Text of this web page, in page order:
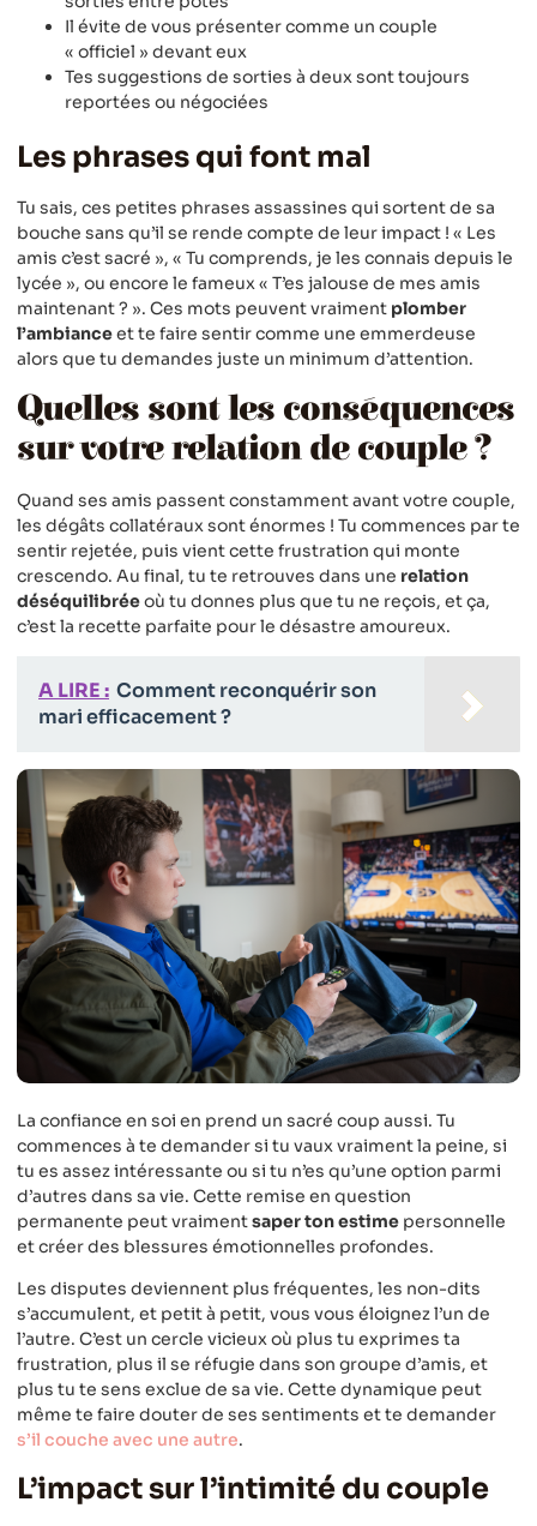
Il évite de vous présenter comme un couple
« officiel » devant eux
Tes suggestions de sorties à deux sont toujours
reportées ou négociées
Les phrases qui font mal
Tu sais, ces petites phrases assassines qui sortent de sa
bouche sans qu’il se rende compte de leur impact ! « Les
amis c’est sacré », « Tu comprends, je les connais depuis le
lycée », ou encore le fameux « T’es jalouse de mes amis
maintenant ? ». Ces mots peuvent vraiment plomber
l’ambianceet te faire sentir comme une emmerdeuse
alors que tu demandes juste un minimum d’attention.
Quelles sont les conséquences
sur votre relation de couple ?
Quand ses amis passent constamment avant votre couple,
les dégâts collatéraux sont énormes ! Tu commences par te
sentir rejetée, puis vient cette frustration qui monte
crescendo. Au final, tu te retrouves dans une relation
déséquilibréeoù tu donnes plus que tu ne reçois, et ça,
c’est la recette parfaite pour le désastre amoureux.
A LIRE : Comment reconquérir son
mari efficacement ?
La confiance en soi en prend un sacré coup aussi. Tu
commences à te demander si tu vaux vraiment la peine, si
tu es assez intéressante ou si tu n’es qu’une option parmi
d’autres dans sa vie. Cette remise en question
permanente peut vraimentsaper ton estime personnelle
et créer des blessures émotionnelles profondes.
Les disputes deviennent plus fréquentes, les non-dits
s’accumulent, et petit à petit, vous vous éloignez l’un de
l’autre. C’est un cercle vicieux où plus tu exprimes ta
frustration, plus il se réfugie dans son groupe d’amis, et
plus tu te sens exclue de sa vie. Cette dynamique peut
même te faire douter de ses sentiments et te demander
s’il couche avec une autre.
L’impact sur l’intimité du couple